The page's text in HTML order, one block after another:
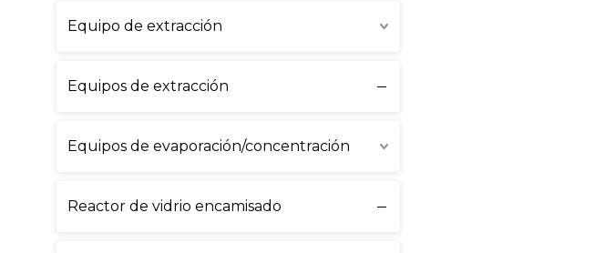
Equipo de extracción
Equipos de extracción
Equipos de evaporación/concentración
Reactor de vidrio encamisado